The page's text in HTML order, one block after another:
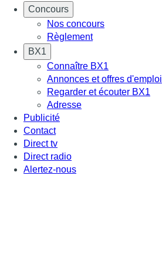
Concours
Nos concours
Règlement
BX1
Connaître BX1
Annonces et offres d'emploi
Regarder et écouter BX1
Adresse
Publicité
Contact
Direct tv
Direct radio
Alertez-nous